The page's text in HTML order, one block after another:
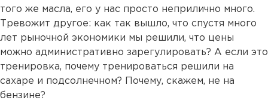
того же масла, его у нас просто неприлично много.
Тревожит другое: как так вышло, что спустя много
лет рыночной экономики мы решили, что цены
можно административно зарегулировать? А если это
тренировка, почему тренироваться решили на
сахаре и подсолнечном? Почему, скажем, не на
бензине?